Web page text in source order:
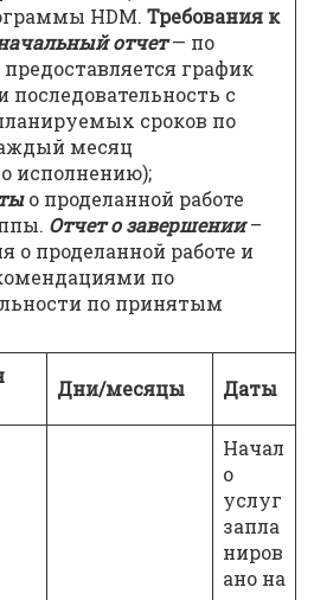
HDM. Требования к
отчет— по
график
последовательность с
сроков по
месяц
исполнению);
о проделанной работе
Отчет о завершении–
о проделанной работе и
по
по принятым
Дни/месяцы Даты
Начал
о
услуг
запла
ниров
ано на